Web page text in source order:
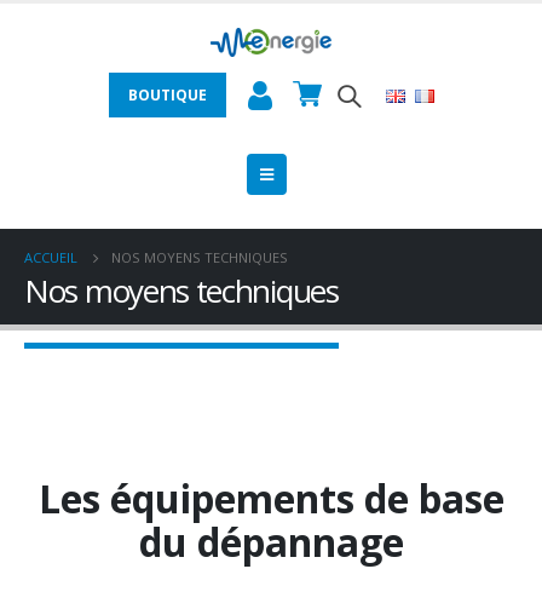
BOUTIQUE
ACCUEIL NOS MOYENS TECHNIQUES
Nos moyens techniques
Les équipements de base
du dépannage